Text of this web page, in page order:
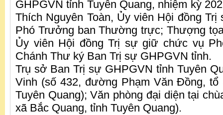
GHPGVN tỉnh Tuyên Quang, nhiệm kỳ
Thích Nguyên Toàn, Ủy viên Hội đồng
Phó Trưởng ban Thường trực; Thượng
Ủy viên Hội đồng Trị sự giữ chức vụ
Chánh Thư ký Ban Trị sự GHPGVN tỉnh.
Trụ sở Ban Trị sự GHPGVN tỉnh Tuyên
Vinh (số 432, đường Phạm Văn Đồng, tổ
Tuyên Quang); Văn phòng đại diện tại
xã Bắc Quang, tỉnh Tuyên Quang).